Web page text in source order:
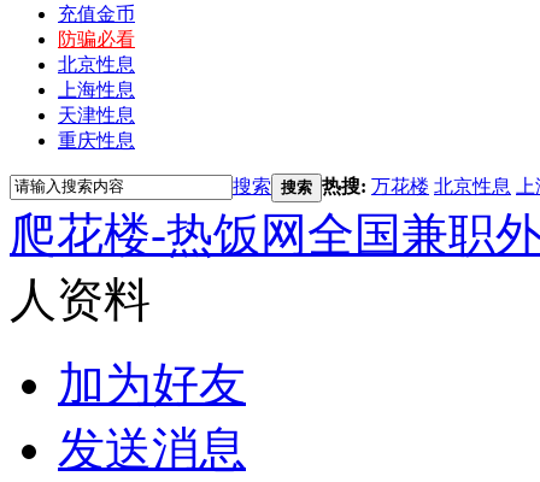
充值金币
防骗必看
北京性息
上海性息
天津性息
重庆性息
搜索 搜索 热搜: 万花楼 北京性息
爬花楼-热饭网全国兼职
人资料
加为好友
发送消息